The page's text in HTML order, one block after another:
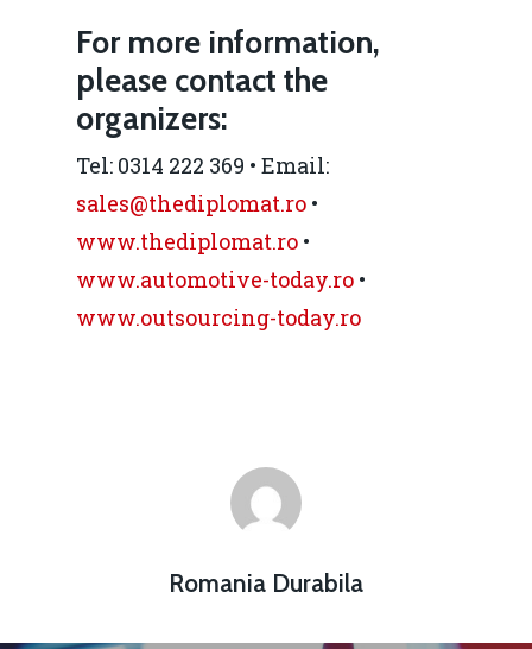
For more information,
please contact the
organizers:
Tel: 0314 222 369 • Email:
sales@thediplomat.ro •
www.thediplomat.ro •
www.automotive-today.ro •
www.outsourcing-today.ro
Romania Durabila